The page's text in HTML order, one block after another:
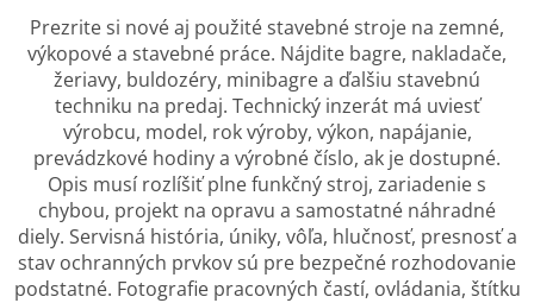
Prezrite si nové aj použité stavebné stroje na zemné,
výkopové a stavebné práce. Nájdite bagre, nakladače,
žeriavy, buldozéry, minibagre a ďalšiu stavebnú
techniku na predaj. Technický inzerát má uviesť
výrobcu, model, rok výroby, výkon, napájanie,
prevádzkové hodiny a výrobné číslo, ak je dostupné.
Opis musí rozlíšiť plne funkčný stroj, zariadenie s
chybou, projekt na opravu a samostatné náhradné
diely. Servisná história, úniky, vôľa, hlučnosť, presnosť a
stav ochranných prvkov sú pre bezpečné rozhodovanie
podstatné. Fotografie pracovných častí, ovládania, štítku